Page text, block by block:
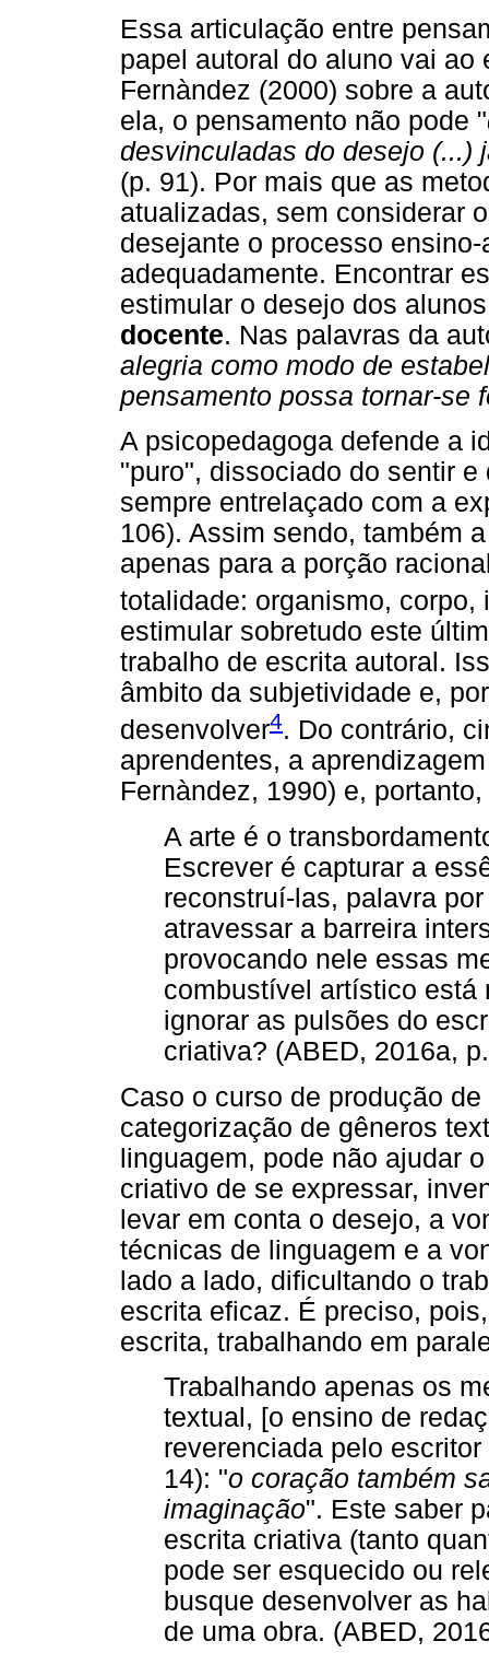
Essa articulação entre
papel autoral do aluno vai ao
Fernàndez (2000) sobre a
ela, o pensamento não pode "
desvinculadas do desejo (...)
(p. 91). Por mais que as
atualizadas, sem considerar
desejante o processo
adequadamente. Encontrar
estimular o desejo dos
docente. Nas palavras da
alegria como modo de
pensamento possa tornar-se
A psicopedagoga defende a
"puro", dissociado do sentir
sempre entrelaçado com a
106). Assim sendo, também
apenas para a porção
totalidade: organismo, corpo,
estimular sobretudo este
trabalho de escrita autoral.
âmbito da subjetividade e,
desenvolver4. Do contrário,
aprendentes, a
Fernàndez, 1990) e,
A arte é o
Escrever é capturar a
reconstruí-las, palavra
atravessar a barreira
provocando nele essas
combustível artístico está
ignorar as pulsões do
criativa? (ABED, 2016a,
Caso o curso de produção
categorização de gêneros
linguagem, pode não ajudar
criativo de se expressar,
levar em conta o desejo, a
técnicas de linguagem e a
lado a lado, dificultando o
escrita eficaz. É preciso,
escrita, trabalhando em
Trabalhando apenas os
textual, [o ensino de
reverenciada pelo
14): "o coração também
imaginação". Este saber
escrita criativa (tanto
pode ser esquecido ou
busque desenvolver as
de uma obra. (ABED,